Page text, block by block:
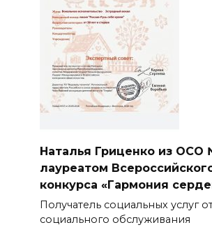
Наталья Гриценко из ОСО
лауреатом
конкурса «Гармония
Получатель социальных услуг
социального обслуживания